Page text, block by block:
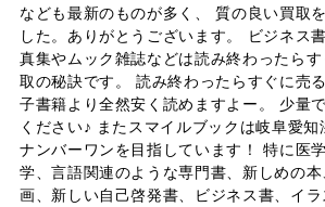
なども最新のものが多く、 質の良い買取
した。ありがとうございます。 ビジネス
真集やムック雑誌などは読み終わったら
取の秘訣です。 読み終わったらすぐに売
子書籍より全然安く読めますよー。 少量
ください♪ またスマイルブックは岐阜愛知
ナンバーワンを目指しています！ 特に医
学、言語関連のような専門書、新しめの
画、新しい自己啓発書、ビジネス書、イ